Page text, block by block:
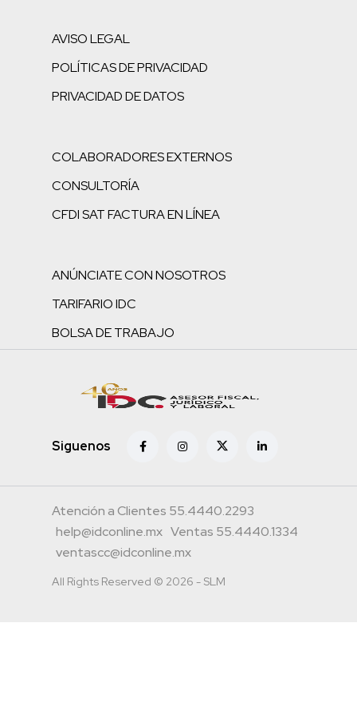
AVISO LEGAL
POLÍTICAS DE PRIVACIDAD
PRIVACIDAD DE DATOS
COLABORADORES EXTERNOS
CONSULTORÍA
CFDI SAT FACTURA EN LÍNEA
ANÚNCIATE CON NOSOTROS
TARIFARIO IDC
BOLSA DE TRABAJO
Siguenos
Atención a Clientes 55.4440.2293
help@idconline.mx Ventas 55.4440.1334
ventascc@idconline.mx
All Rights Reserved © 2026 - SLM